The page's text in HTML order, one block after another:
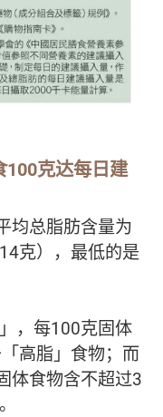
100克达每日建
均总脂肪含量为
克），最低的是
，每100克固体
高脂」食物；而
体食物含不超过3